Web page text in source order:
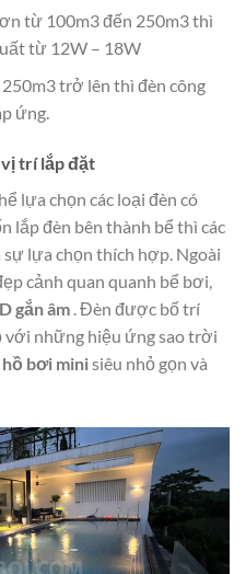
từ 100m3 đến 250m3 thì
từ 12W – 18W
trở lên thì đèn công
ứng.
vị trí lắp đặt
lựa chọn các loại đèn có
lắp đèn bên thành bể thì các
sự lựa chọn thích hợp. Ngoài
cảnh quan quanh bể bơi,
gắn âm . Đèn được bố trí
với những hiệu ứng sao trời
bơi minisiêu nhỏ gọn và